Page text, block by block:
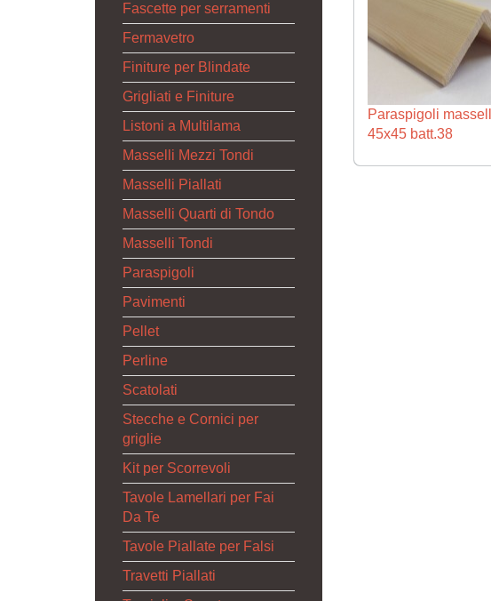
Paraspigoli
45x45 batt.38
Fascette per serramenti
Fermavetro
Finiture per Blindate
Grigliati e Finiture
Listoni a Multilama
Masselli Mezzi Tondi
Masselli Piallati
Masselli Quarti di Tondo
Masselli Tondi
Paraspigoli
Pavimenti
Pellet
Perline
Scatolati
Stecche e Cornici per
griglie
Kit per Scorrevoli
Tavole Lamellari per Fai
Da Te
Tavole Piallate per Falsi
Travetti Piallati